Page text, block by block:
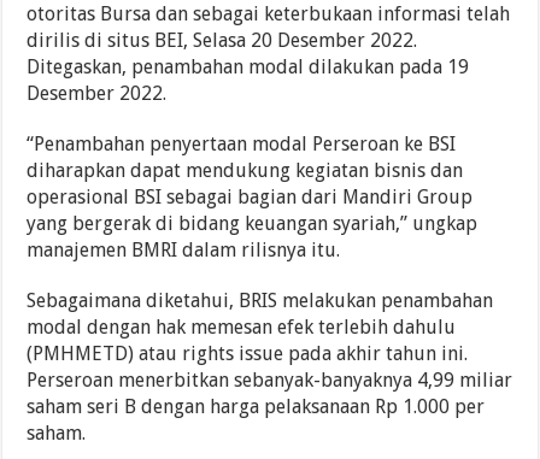
otoritas Bursa dan sebagai keterbukaan informasi telah
dirilis di situs BEI, Selasa 20 Desember 2022.
Ditegaskan, penambahan modal dilakukan pada 19
Desember 2022.
“Penambahan penyertaan modal Perseroan ke BSI
diharapkan dapat mendukung kegiatan bisnis dan
operasional BSI sebagai bagian dari Mandiri Group
yang bergerak di bidang keuangan syariah,” ungkap
manajemen BMRI dalam rilisnya itu.
Sebagaimana diketahui, BRIS melakukan penambahan
modal dengan hak memesan efek terlebih dahulu
(PMHMETD) atau rights issue pada akhir tahun ini.
Perseroan menerbitkan sebanyak-banyaknya 4,99 miliar
saham seri B dengan harga pelaksanaan Rp 1.000 per
saham.